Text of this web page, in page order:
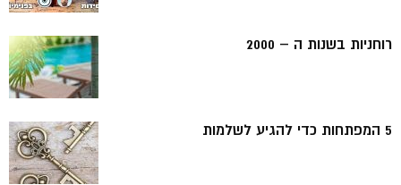
רוחניות בשנות ה – 2000
5 המפתחות כדי להגיע לשלמות